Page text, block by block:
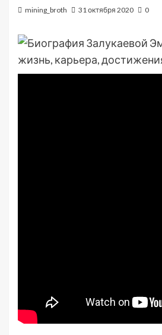
mining_broth 31 октября 2020 0